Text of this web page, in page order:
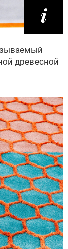
древесной